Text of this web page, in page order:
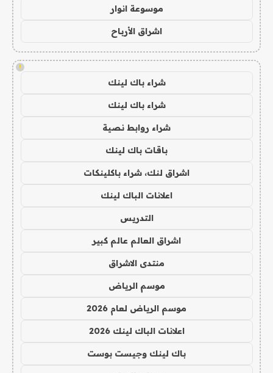
موسوعة انوار
اشراق الأرباح
!
شراء باك لينك
شراء باك لينك
شراء روابط نصية
باقات باك لينك
اشراق لنك، شراء باكلينكات
اعلانات الباك لينك
التدريس
اشراق العالم عالم كبير
منتدى الاشراق
موسم الرياض
موسم الرياض لعام 2026
اعلانات الباك لينك 2026
باك لينك وجيست بوست